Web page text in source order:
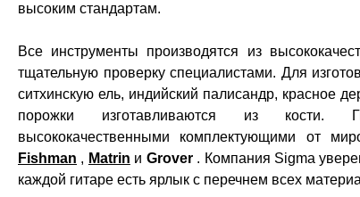
высоким стандартам.
Все инструменты производятся из
тщательную проверку специалистами. Для
ситхинскую ель, индийский палисандр, красное
порожки изготавливаются из кости.
высококачественными комплектующими от
Fishman , Matrin и Grover. Компания Sigma
каждой гитаре есть ярлык с перечнем всех